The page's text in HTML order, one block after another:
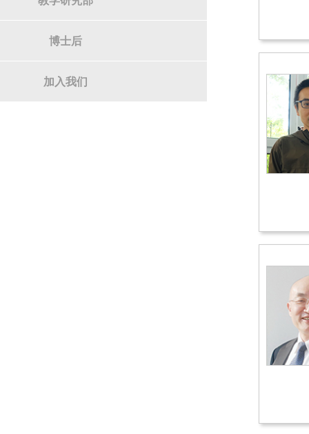
博士后
加入我们